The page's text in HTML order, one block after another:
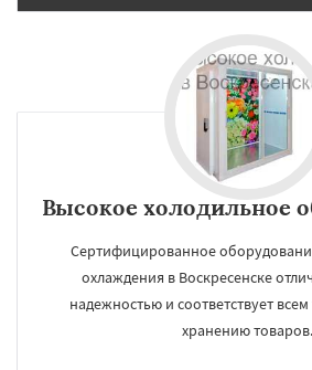
Высокое холодильное
Сертифицированное
охлаждения в Воскресенске
надежностью и соответствует
хранению товаров.